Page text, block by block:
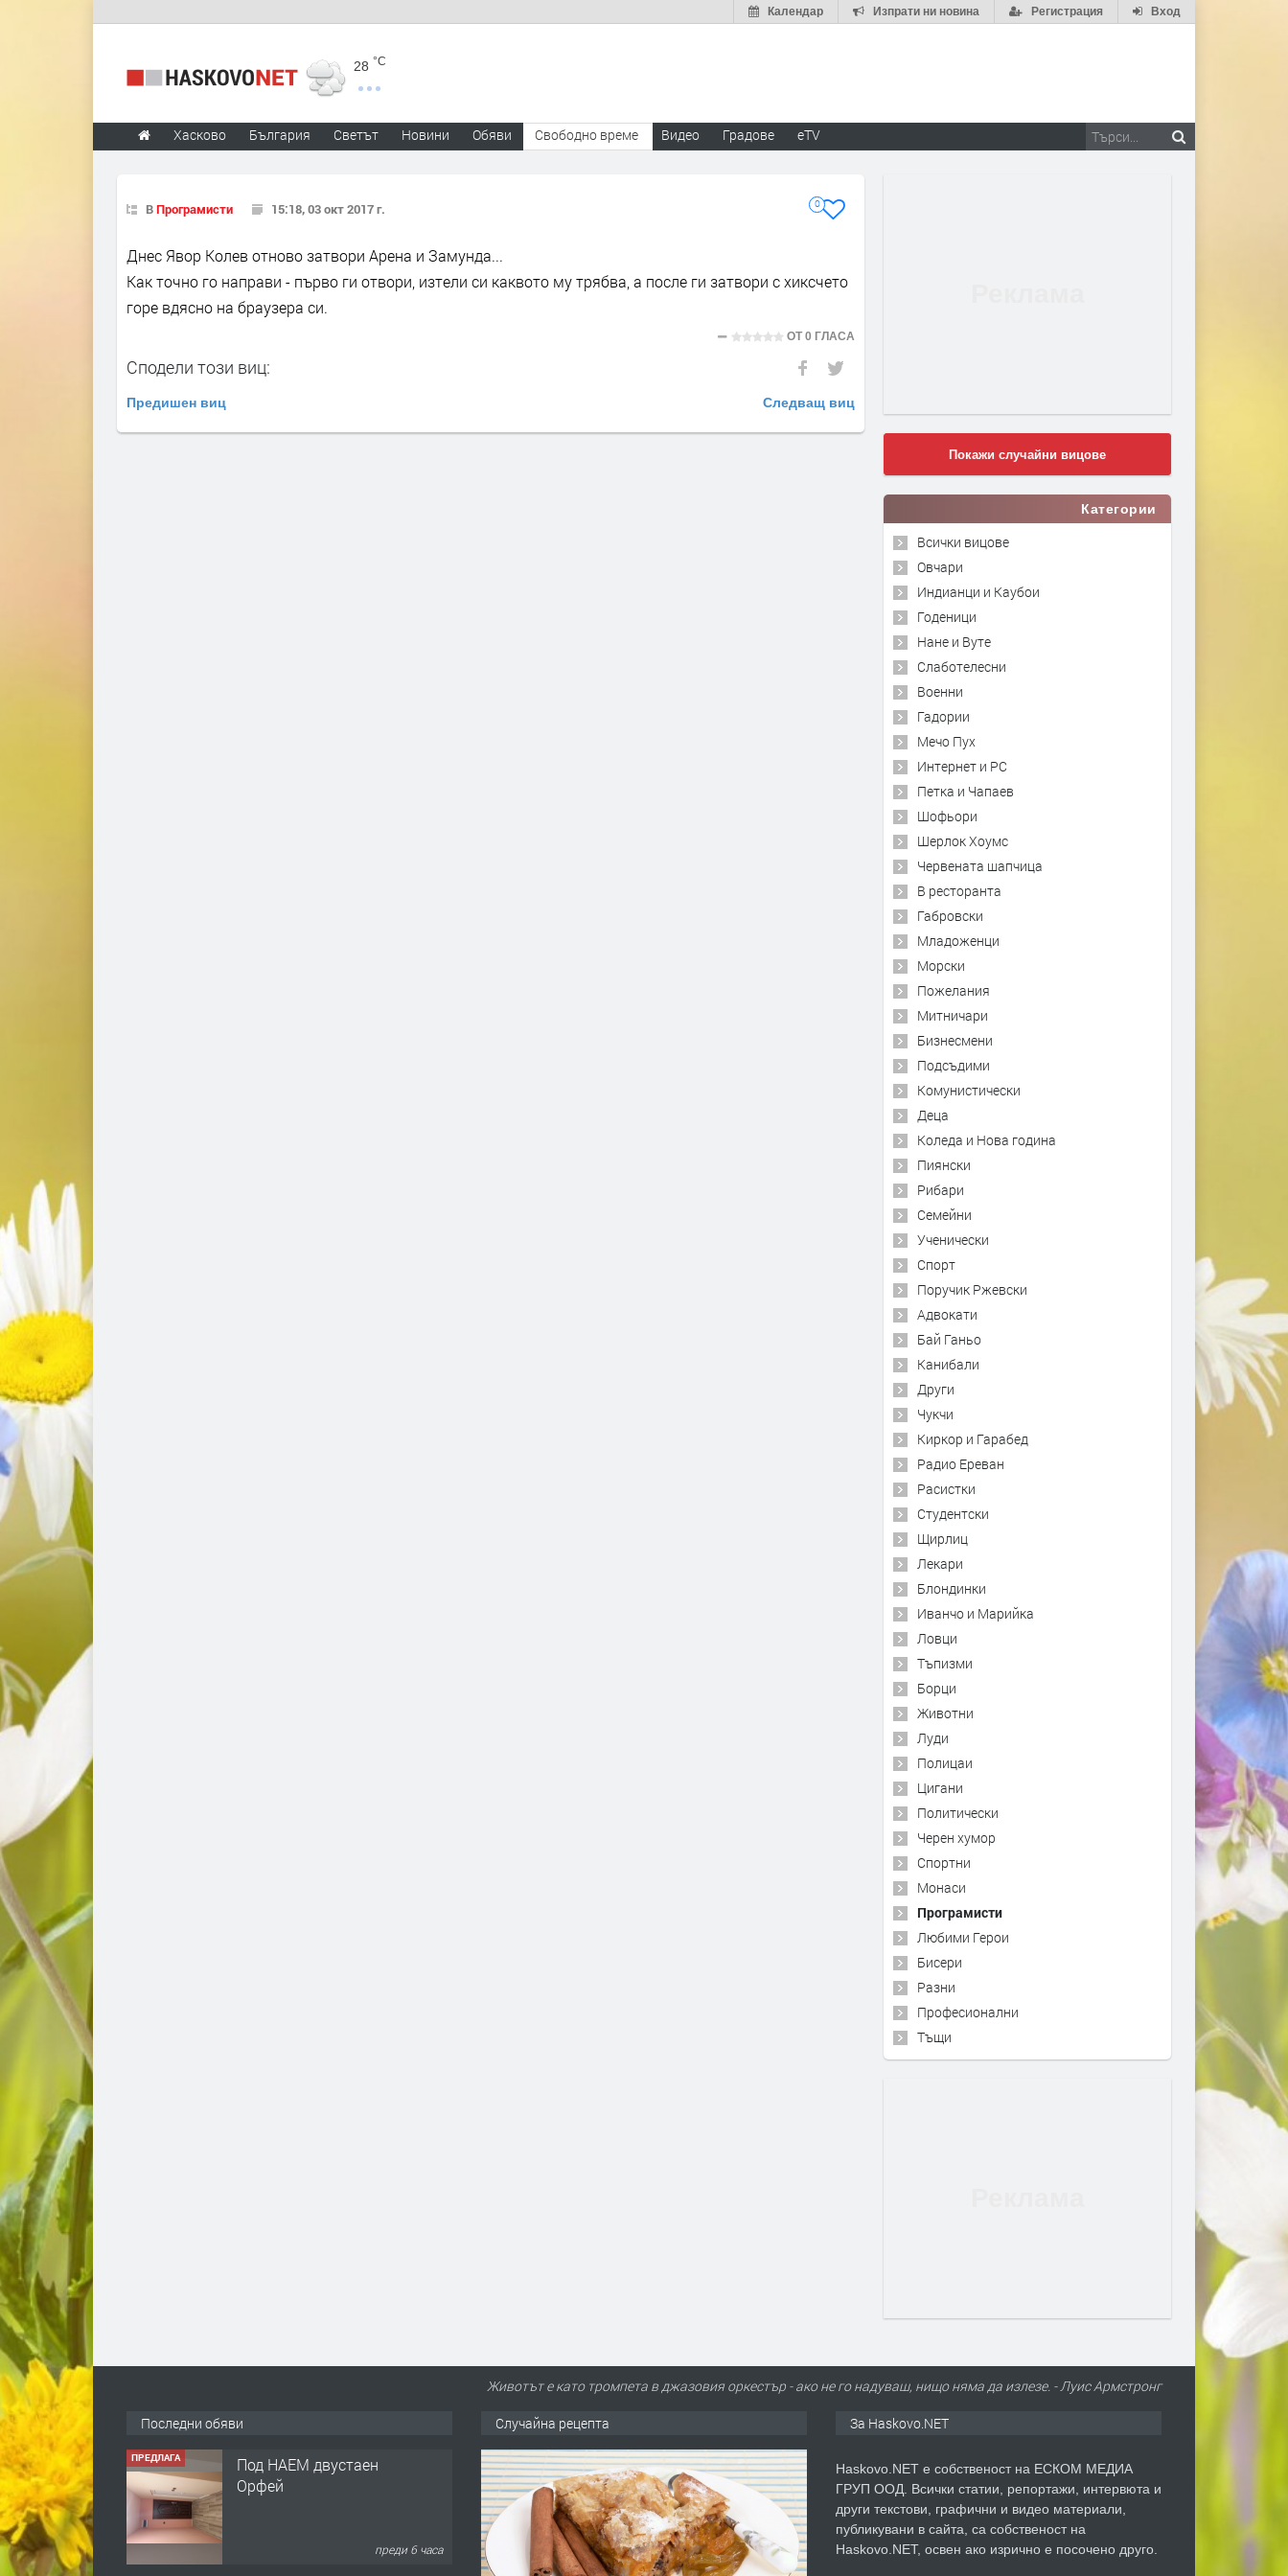
Вход
Регистрация
Изпрати ни новина
Календар
28 °C
Хасково България Светът Новини Обяви Свободно време Видео Градове eTV
ВПрограмисти 15:18, 03 окт 2017 г. 0
Днес Явор Колев отново затвори Арена и Замунда...
Как точно го направи - първо ги отвори, изтели си каквото му трябва, а после ги затвори с хиксчето
горе вдясно на браузера си.
ОТ0 ГЛАСА
Сподели този виц:
Предишен виц Следващ виц
Покажи случайни вицове
Категории
Всички вицове
Овчари
Индианци и Каубои
Годеници
Нане и Вуте
Слаботелесни
Военни
Гадории
Мечо Пух
Интернет и PC
Петка и Чапаев
Шофьори
Шерлок Хоумс
Червената шапчица
В ресторанта
Габровски
Младоженци
Морски
Пожелания
Митничари
Бизнесмени
Подсъдими
Комунистически
Деца
Коледа и Нова година
Пиянски
Рибари
Семейни
Ученически
Спорт
Поручик Ржевски
Адвокати
Бай Ганьо
Канибали
Други
Чукчи
Киркор и Гарабед
Радио Ереван
Расистки
Студентски
Щирлиц
Лекари
Блондинки
Иванчо и Марийка
Ловци
Тъпизми
Борци
Животни
Луди
Полицаи
Цигани
Политически
Черен хумор
Спортни
Монаси
Програмисти
Любими Герои
Бисери
Разни
Професионални
Тъщи
Животът е като тромпета в джазовия оркестър - ако не го надуваш, нищо няма да излезе. - Луис Армстронг
Последни обяви
ПРЕДЛАГА
Под НАЕМ двустаен
Орфей
преди 6 часа
Случайна рецепта За Haskovo.NET
Haskovo.NET е собственост на ЕСКОМ МЕДИА
ГРУП ООД. Всички статии, репортажи, интервюта и
други текстови, графични и видео материали,
публикувани в сайта, са собственост на
Haskovo.NET, освен ако изрично е посочено друго.